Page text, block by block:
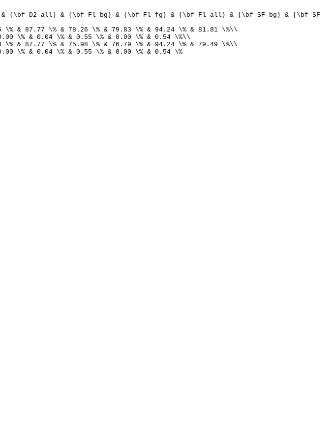
{\bf D2-all} & {\bf Fl-bg} & {\bf Fl-fg} & {\bf Fl-all} & {\bf SF-bg} & {\bf SF-
& 87.77 \% & 78.26 \% & 79.83 \% & 94.24 \% & 81.81 \%\\
\% & 0.04 \% & 0.55 \% & 0.00 \% & 0.54 \%\\
& 87.77 \% & 75.98 \% & 76.79 \% & 94.24 \% & 79.49 \%\\
\% & 0.04 \% & 0.55 \% & 0.00 \% & 0.54 \%